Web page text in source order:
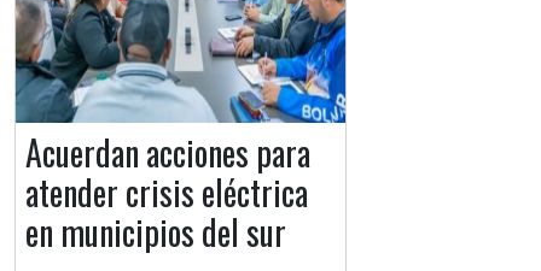
Acuerdan acciones para
atender crisis eléctrica
en municipios del sur